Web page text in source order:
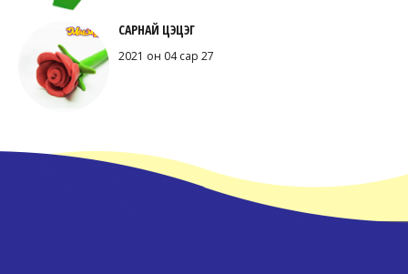
САРНАЙ ЦЭЦЭГ
2021 он 04 сар 27